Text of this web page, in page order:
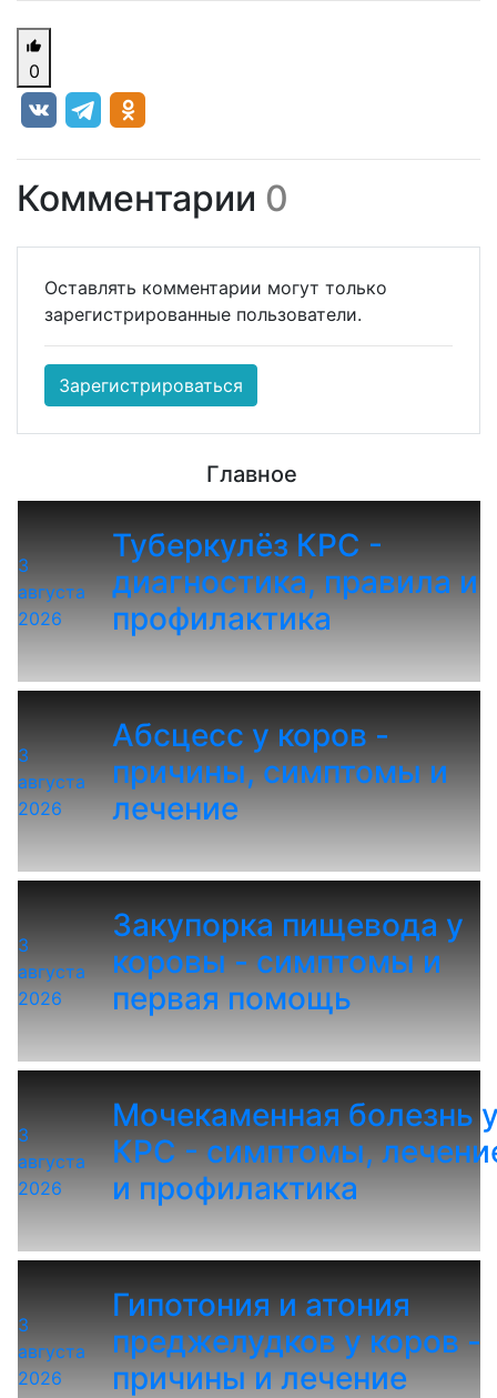
0
Комментарии 0
Оставлять комментарии могут только
зарегистрированные пользователи.
Зарегистрироваться
Главное
3
августа
2026
Туберкулёз КРС -
диагностика, правила и
профилактика
3
августа
2026
Абсцесс у коров -
причины, симптомы и
лечение
3
августа
2026
Закупорка пищевода у
коровы - симптомы и
первая помощь
3
августа
2026
Мочекаменная болезнь
КРС - симптомы,
и профилактика
3
августа
2026
Гипотония и атония
преджелудков у коров -
причины и лечение